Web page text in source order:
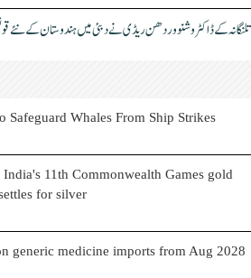
تلنگانہ کے ڈاکٹر وشنو وردھن ریڈی نے دبئی میں ہندوستان کے نئے
Safeguard Whales From Ship Strikes
11th Commonwealth Games gold
for silver
generic medicine imports from Aug 2028